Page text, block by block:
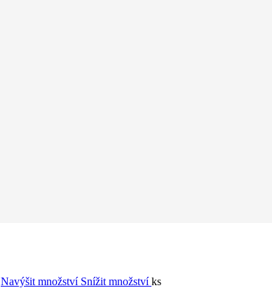
Navýšit množství Snížit množstvíks